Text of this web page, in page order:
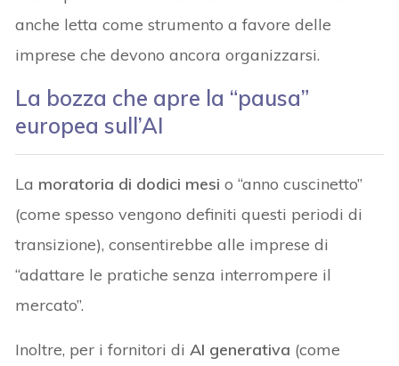
anche letta come strumento a favore delle
imprese che devono ancora organizzarsi.
La bozza che apre la “pausa”
europea sull’AI
La moratoria di dodici mesi o “anno cuscinetto”
(come spesso vengono definiti questi periodi di
transizione), consentirebbe alle imprese di
“adattare le pratiche senza interrompere il
mercato”.
Inoltre, per i fornitori diAI generativa (come